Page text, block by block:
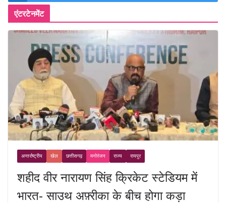
एंटरटेनमेंट
अन्तर्राष्ट्रीय खेल छत्तीसगढ़ मनोरंजन राज्य रायपुर
शहीद वीर नारायण सिंह क्रिकेट स्टेडियम में
भारत- साउथ अफ़्रीका के बीच होगा कड़ा